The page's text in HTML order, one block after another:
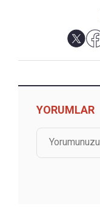
YORUMLAR